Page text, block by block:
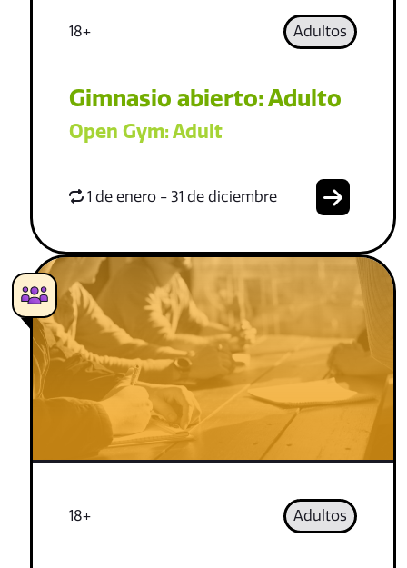
18+ Adultos
Gimnasio abierto: Adulto
Open Gym: Adult
1 de enero - 31 de diciembre
18+ Adultos